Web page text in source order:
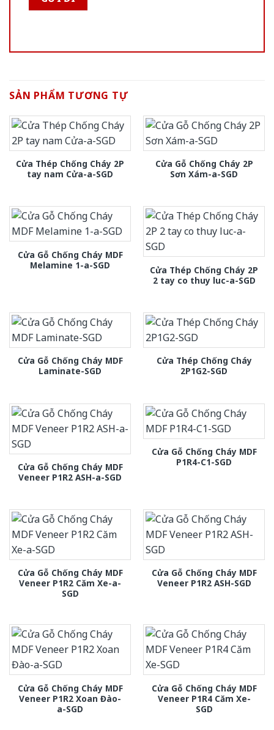
SẢN PHẨM TƯƠNG TỰ
Cửa Thép Chống Cháy 2P
tay nam Cửa-a-SGD
Cửa Gỗ Chống Cháy 2P
Sơn Xám-a-SGD
Cửa Gỗ Chống Cháy MDF
Melamine 1-a-SGD
Cửa Thép Chống Cháy 2P
2 tay co thuy luc-a-SGD
Cửa Gỗ Chống Cháy MDF
Laminate-SGD
Cửa Thép Chống Cháy
2P1G2-SGD
Cửa Gỗ Chống Cháy MDF
Veneer P1R2 ASH-a-SGD
Cửa Gỗ Chống Cháy MDF
P1R4-C1-SGD
Cửa Gỗ Chống Cháy MDF
Veneer P1R2 Căm Xe-a-
SGD
Cửa Gỗ Chống Cháy MDF
Veneer P1R2 ASH-SGD
Cửa Gỗ Chống Cháy MDF
Veneer P1R2 Xoan Đào-
a-SGD
Cửa Gỗ Chống Cháy MDF
Veneer P1R4 Căm Xe-
SGD